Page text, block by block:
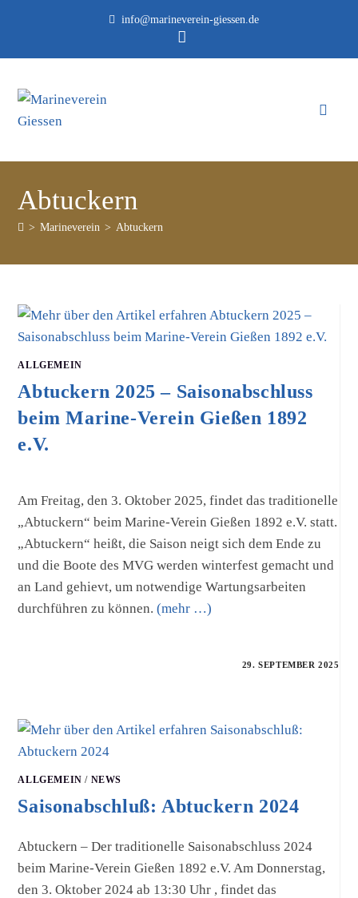
info@marineverein-giessen.de
Abtuckern
> Marineverein > Abtuckern
ALLGEMEIN
Abtuckern 2025 – Saisonabschluss
beim Marine-Verein Gießen 1892
e.V.
Am Freitag, den 3. Oktober 2025, findet das traditionelle
„Abtuckern“ beim Marine-Verein Gießen 1892 e.V. statt.
„Abtuckern“ heißt, die Saison neigt sich dem Ende zu
und die Boote des MVG werden winterfest gemacht und
an Land gehievt, um notwendige Wartungsarbeiten
durchführen zu können.(mehr …)
29. SEPTEMBER 2025
ALLGEMEIN / NEWS
Saisonabschluß: Abtuckern 2024
Abtuckern – Der traditionelle Saisonabschluss 2024
beim Marine-Verein Gießen 1892 e.V. Am Donnerstag,
den 3. Oktober 2024 ab 13:30 Uhr , findet das